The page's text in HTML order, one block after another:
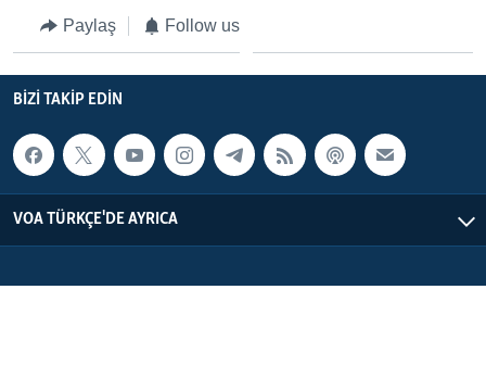
EKONOMİ
ÇEVRE
HAYATTAN
SANAT
VİDEO GALERİ
FOTO GALERİ
LEARNING ENGLISH
BIZI TAKIP EDIN
Diller
Paylaş Follow us
BIZI TAKIP EDIN
VOA TÜRKÇE'DE AYRICA